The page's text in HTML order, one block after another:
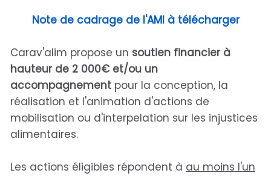
Note de cadrage de l'AMI à télécharger
Carav'alim propose un soutien financier à
hauteur de 2 000€ et/ou un
accompagnement pour la conception, la
réalisation et l'animation d'actions de
mobilisation ou d'interpelation sur les injustices
alimentaires.
Les actions éligibles répondent à au moins l'un